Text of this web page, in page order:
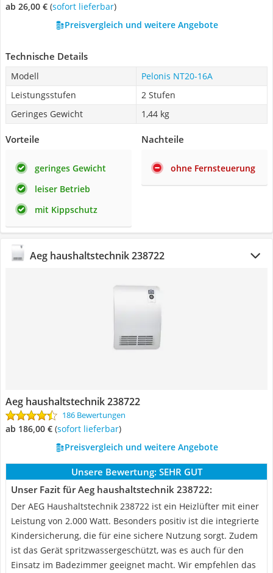
ab 26,00 € ( Sofort lieferbar)
Preisvergleich und weitere Angebote
Technische Details
Modell
Pelonis NT20-16A
Leistungsstufen
2 Stufen
Geringes Gewicht
1,44 kg
Vorteile
geringes Gewicht
leiser Betrieb
mit Kippschutz
Nachteile
ohne Fernsteuerung
Aeg haushaltstechnik 238722
Aeg haushaltstechnik 238722
186 Bewertungen
ab 186,00 € ( Sofort lieferbar)
Preisvergleich und weitere Angebote
Unsere Bewertung: SEHR GUT
Unser Fazit für Aeg haushaltstechnik 238722:
Der AEG Haushaltstechnik 238722 ist ein Heizlüfter mit einer
Leistung von 2.000 Watt. Besonders positiv ist die integrierte
Kindersicherung, die für eine sichere Nutzung sorgt. Zudem
ist das Gerät spritzwassergeschützt, was es auch für den
Einsatz im Badezimmer geeignet macht. Wir empfehlen das